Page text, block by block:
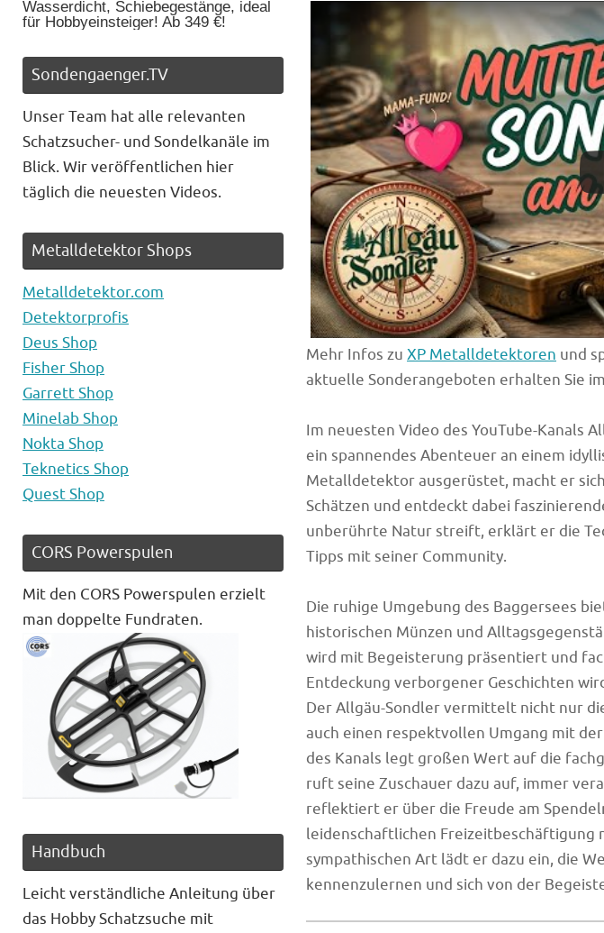
Mehr Infos zu XP Metalldetektoren und
aktuelle Sonderangeboten erhalten Sie im
Im neuesten Video des YouTube-Kanals
ein spannendes Abenteuer an einem
Metalldetektor ausgerüstet, macht er
Schätzen und entdeckt dabei
unberührte Natur streift, erklärt er die
Tipps mit seiner Community.
Die ruhige Umgebung des Baggersees
historischen Münzen und
wird mit Begeisterung präsentiert und
Entdeckung verborgener Geschichten
Der Allgäu-Sondler vermittelt nicht nur
auch einen respektvollen Umgang mit
des Kanals legt großen Wert auf die
ruft seine Zuschauer dazu auf, immer
reflektiert er über die Freude am
leidenschaftlichen Freizeitbeschäftigung
sympathischen Art lädt er dazu ein, die
kennenzulernen und sich von der
Wasserdicht, Schiebegestänge, ideal
für Hobbyeinsteiger! Ab 349 €!
Sondengaenger.TV
Unser Team hat alle relevanten
Schatzsucher- und Sondelkanäle im
Blick. Wir veröffentlichen hier
täglich die neuesten Videos.
Metalldetektor Shops
Metalldetektor.com
Detektorprofis
Deus Shop
Fisher Shop
Garrett Shop
Minelab Shop
Nokta Shop
Teknetics Shop
Quest Shop
CORS Powerspulen
Mit den CORS Powerspulen erzielt
man doppelte Fundraten.
Handbuch
Leicht verständliche Anleitung über
das Hobby Schatzsuche mit